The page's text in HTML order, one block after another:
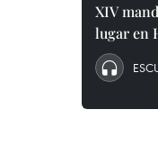
XIV
lugar en